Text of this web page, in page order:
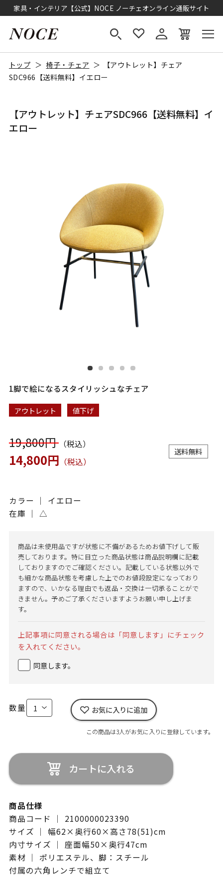
家具・インテリア【公式】NOCE ノーチェオンライン通販サイト
トップ 椅子・チェア
【アウトレット】チェア
SDC966【送料無料】イエロー
【アウトレット】チェアSDC966【送料無料】イ
エロー
1脚で絵になるスタイリッシュなチェア
アウトレット 値下げ
19,800円（税込）
14,800円 （税込）
送料無料
カラー ｜ イエロー
在庫 ｜ △
商品は未使用品ですが状態に不備があるためお値下げして販
売しております。特に目立った商品状態は商品説明欄に記載
しておりますのでご確認ください。記載している状態以外で
も細かな商品状態を考慮した上でのお値段設定になっており
ますので、いかなる理由でも返品・交換は一切承ることがで
きません。予めご了承くださいますようお願い申し上げま
す。
上記事項に同意される場合は「同意します」にチェック
を入れてください。
同意します。
数量 お気に入りに追加
この商品は3人がお気に入りに登録しています。
カートに入れる
商品仕様
商品コード ｜ 2100000023390
サイズ ｜ 幅62×奥行60×高さ78(51)cm
内寸サイズ ｜ 座面幅50×奥行47cm
素材 ｜ ポリエステル、脚：スチール
付属の六角レンチで組立て